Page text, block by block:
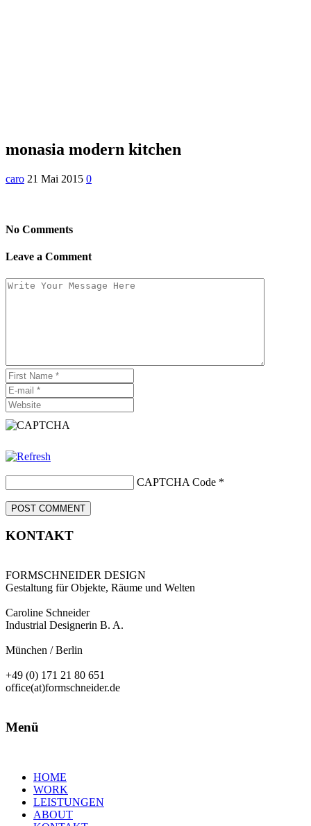
monasia modern kitchen
caro 21 Mai 2015 0
No Comments
Leave a Comment
CAPTCHA Code *
KONTAKT
FORMSCHNEIDER DESIGN
Gestaltung für Objekte, Räume und Welten
Caroline Schneider
Industrial Designerin B. A.
München / Berlin
+49 (0) 171 21 80 651
office(at)formschneider.de
Menü
HOME
WORK
LEISTUNGEN
ABOUT